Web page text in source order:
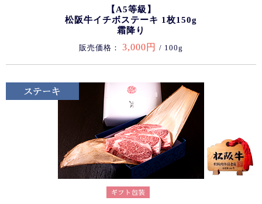
【A5等級】
松阪牛イチボステーキ 1枚150g
霜降り
販売価格： 3,000円 / 100g